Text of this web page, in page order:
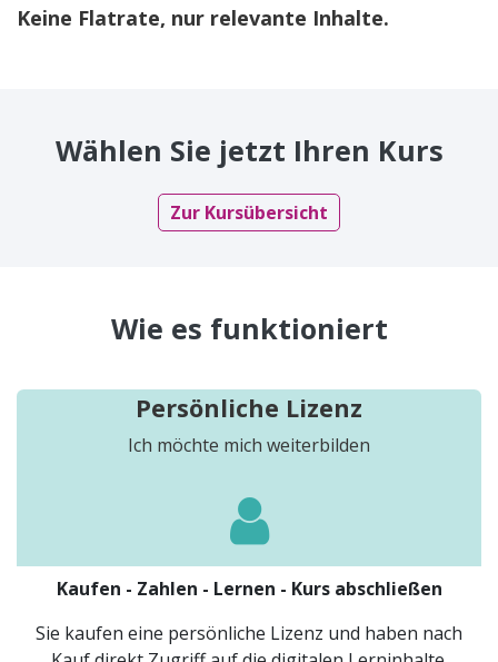
Keine Flatrate, nur relevante Inhalte.
Wählen Sie jetzt Ihren Kurs
Zur Kursübersicht
Wie es funktioniert
Persönliche Lizenz
Ich möchte mich weiterbilden
​Kaufen - Zahlen - Lernen - Kurs abschließen
Sie kaufen eine persönliche Lizenz und haben nach